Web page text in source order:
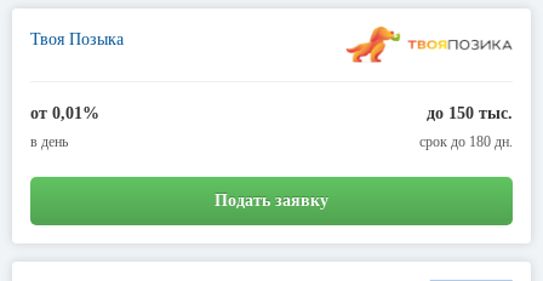
Твоя Позыка
от 0,01%
в день
до 150 тыс.
срок до 180 дн.
Подать заявку